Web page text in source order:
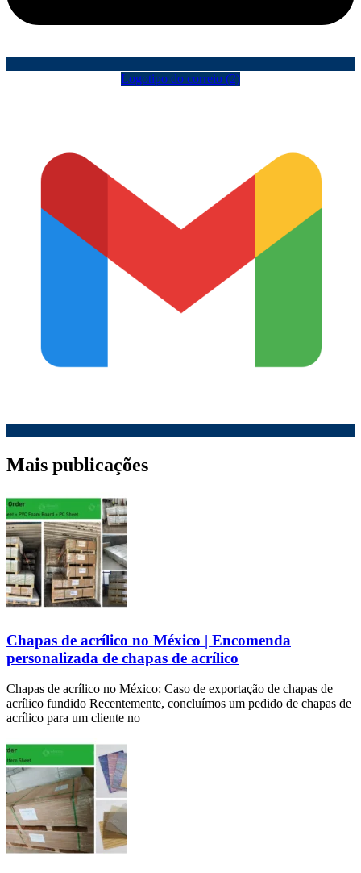
Logotipo do correio (2)
Mais publicações
Chapas de acrílico no México | Encomenda
personalizada de chapas de acrílico
Chapas de acrílico no México: Caso de exportação de chapas de
acrílico fundido Recentemente, concluímos um pedido de chapas de
acrílico para um cliente no